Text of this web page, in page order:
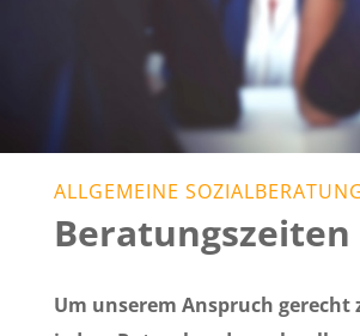
ALLGEMEINE
Beratungszeiten
Um unserem Anspruch gerecht